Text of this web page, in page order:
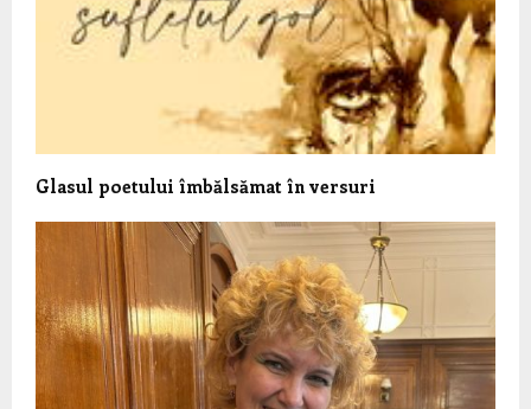
Glasul poetului îmbălsămat în versuri